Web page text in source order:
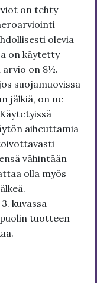
on tehty
olevia
on käytetty
arvio on 8½.
suojamuovissa
jälkiä, on ne
aiheuttamia
vähintään
olla myös
kuvassa
tuotteen